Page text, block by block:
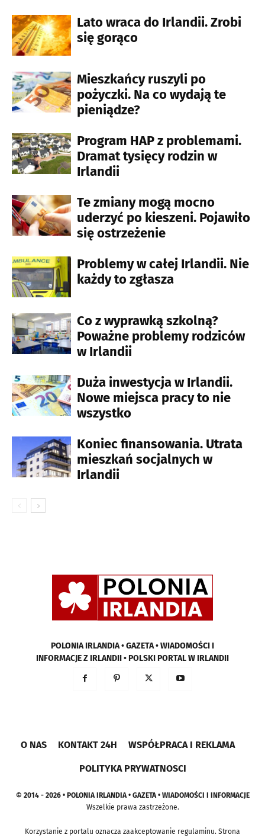
Lato wraca do Irlandii. Zrobi
się gorąco
Mieszkańcy ruszyli po
pożyczki. Na co wydają te
pieniądze?
Program HAP z problemami.
Dramat tysięcy rodzin w
Irlandii
Te zmiany mogą mocno
uderzyć po kieszeni. Pojawiło
się ostrzeżenie
Problemy w całej Irlandii. Nie
każdy to zgłasza
Co z wyprawką szkolną?
Poważne problemy rodziców
w Irlandii
Duża inwestycja w Irlandii.
Nowe miejsca pracy to nie
wszystko
Koniec finansowania. Utrata
mieszkań socjalnych w
Irlandii
POLONIA IRLANDIA • GAZETA • WIADOMOŚCI I
INFORMACJE Z IRLANDII • POLSKI PORTAL W IRLANDII
O NAS KONTAKT 24H WSPÓŁPRACA I REKLAMA
POLITYKA PRYWATNOSCI
© 2014 - 2026 • POLONIA IRLANDIA • GAZETA • WIADOMOŚCI I INFORMACJE
Wszelkie prawa zastrzeżone.
Korzystanie z portalu oznacza zaakceptowanie regulaminu. Strona